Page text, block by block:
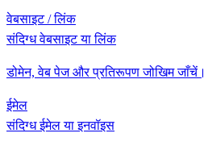
वेबसाइट / लिंक
संदिग्ध वेबसाइट या लिंक
डोमेन, वेब पेज और प्रतिरूपण जोखिम जाँचें।
ईमेल
संदिग्ध ईमेल या इनवॉइस